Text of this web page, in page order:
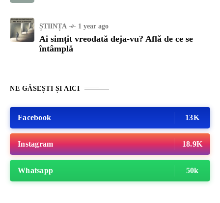
ȘTIINȚA 1 year ago
Ai simțit vreodată deja-vu? Află de ce se
întâmplă
NE GĂSEȘTI ȘI AICI
Facebook 13K
Instagram 18.9K
Whatsapp 50k